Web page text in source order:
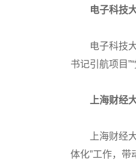
电子科技
电子科技大
书记引航项目
上海财经
上海财经大
体化”工作，带